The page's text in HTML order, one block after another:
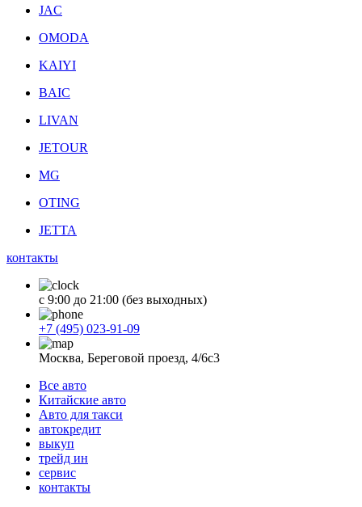
JAC
OMODA
KAIYI
BAIC
LIVAN
JETOUR
MG
OTING
JETTA
контакты
с 9:00 до 21:00 (без выходных)
+7 (495) 023-91-09
Москва, Береговой проезд, 4/6с3
Все авто
Китайские авто
Авто для такси
автокредит
выкуп
трейд ин
сервис
контакты